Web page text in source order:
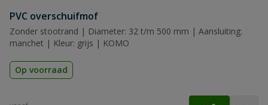
Beoordeling versturen
PVC overschuifmof
Zonder stootrand | Diameter: 32 t/m 500 mm | Aansluiting:
manchet | Kleur: grijs | KOMO
Op voorraad